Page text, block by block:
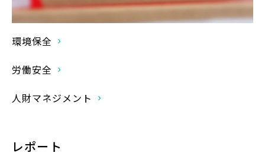
環境保全
労働安全
人財マネジメント
レポート